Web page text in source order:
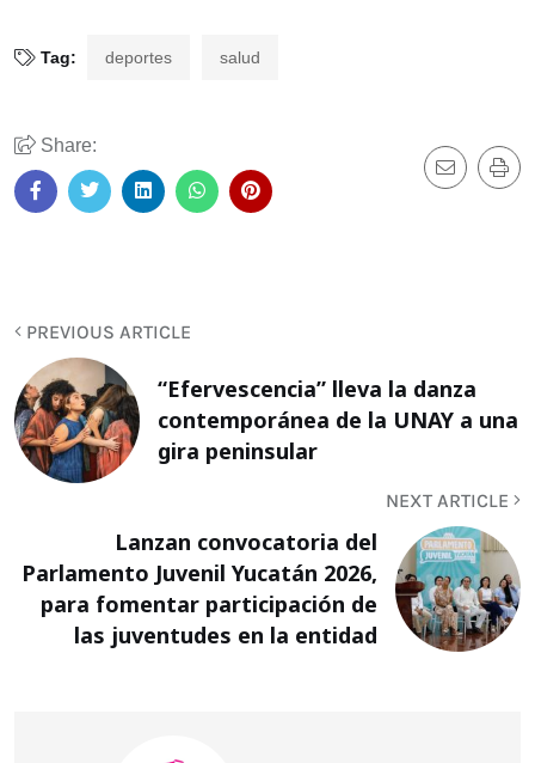
Tag: deportes salud
Share:
PREVIOUS ARTICLE
“Efervescencia” lleva la danza
contemporánea de la UNAY a una
gira peninsular
NEXT ARTICLE
Lanzan convocatoria del
Parlamento Juvenil Yucatán 2026,
para fomentar participación de
las juventudes en la entidad